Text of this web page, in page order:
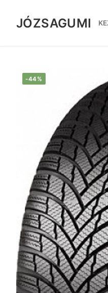
tartalomra
JÓZSAGUMI
-44%